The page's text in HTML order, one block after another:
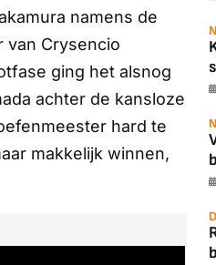
namens de
van Crysencio
ging het alsnog
achter de kansloze
hard te
makkelijk winnen,